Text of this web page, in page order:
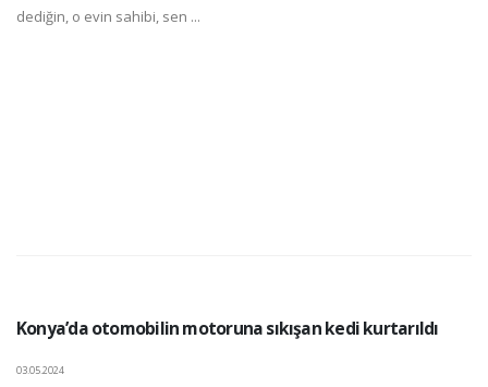
dediğin, o evin sahibi, sen ...
Konya’da otomobilin motoruna sıkışan kedi kurtarıldı
03.05.2024